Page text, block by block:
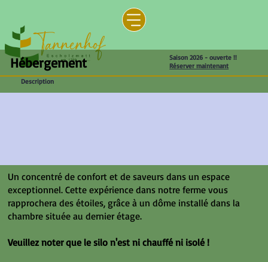
Description
Saison 2026 - ouverte !!
Réserver maintenant
Hébergement
Un concentré de confort et de saveurs dans un espace
exceptionnel. Cette expérience dans notre ferme vous
rapprochera des étoiles, grâce à un dôme installé dans la
chambre située au dernier étage.
Veuillez noter que le silo n'est ni chauffé ni isolé !